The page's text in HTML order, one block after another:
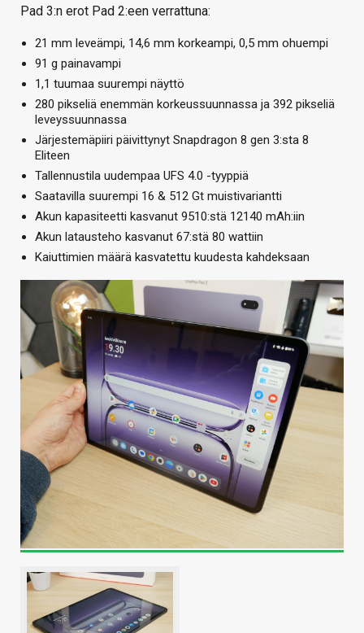
Pad 3:n erot Pad 2:een verrattuna:
21 mm leveämpi, 14,6 mm korkeampi, 0,5 mm ohuempi
91 g painavampi
1,1 tuumaa suurempi näyttö
280 pikseliä enemmän korkeussuunnassa ja 392 pikseliä
leveyssuunnassa
Järjestemäpiiri päivittynyt Snapdragon 8 gen 3:sta 8
Eliteen
Tallennustila uudempaa UFS 4.0 -tyyppiä
Saatavilla suurempi 16 & 512 Gt muistivariantti
Akun kapasiteetti kasvanut 9510:stä 12140 mAh:iin
Akun latausteho kasvanut 67:stä 80 wattiin
Kaiuttimien määrä kasvatettu kuudesta kahdeksaan